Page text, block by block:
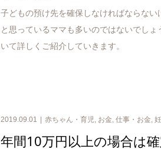
子どもの預け先を確保しなければならな
と思っているママも多いのではないでし
いて詳しくご紹介していきます。
2019.09.01
赤ちゃん・育児 お金 ,仕事・お金 ,
年間10万円以上の場合は